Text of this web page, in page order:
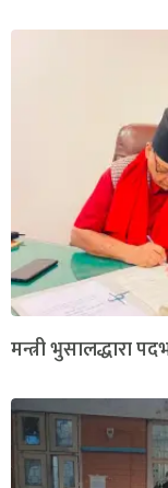
मन्त्री भुसालद्धारा